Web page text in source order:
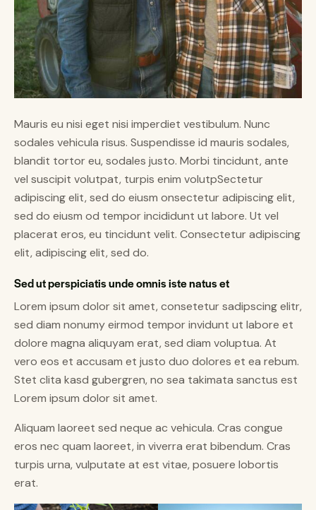
Mauris eu nisi eget nisi imperdiet vestibulum. Nunc
sodales vehicula risus. Suspendisse id mauris sodales,
blandit tortor eu, sodales justo. Morbi tincidunt, ante
vel suscipit volutpat, turpis enim volutpSectetur
adipiscing elit, sed do eiusm onsectetur adipiscing elit,
sed do eiusm od tempor incididunt ut labore. Ut vel
placerat eros, eu tincidunt velit. Consectetur adipiscing
elit, adipiscing elit, sed do.
Sed ut perspiciatis unde omnis iste natus et
Lorem ipsum dolor sit amet, consetetur sadipscing elitr,
sed diam nonumy eirmod tempor invidunt ut labore et
dolore magna aliquyam erat, sed diam voluptua. At
vero eos et accusam et justo duo dolores et ea rebum.
Stet clita kasd gubergren, no sea takimata sanctus est
Lorem ipsum dolor sit amet.
Aliquam laoreet sed neque ac vehicula. Cras congue
eros nec quam laoreet, in viverra erat bibendum. Cras
turpis urna, vulputate at est vitae, posuere lobortis
erat.